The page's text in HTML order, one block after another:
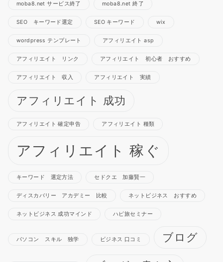
moba8.net サービス終了 moba8.net 終了
SEO キーワード選定 SEO キーワード wix
wordpress テンプレート アフィリエイト asp
アフィリエイト リンク アフィリエイト 初心者 おすすめ
アフィリエイト 収入 アフィリエイト 実績
アフィリエイト 成功
アフィリエイト 確定申告 アフィリエイト 種類
アフィリエイト 稼ぐ
キーワード 選定方法 セドクエ 加藤賢一
ディスカバリー アカデミー 比較 ネットビジネス おすすめ
ネットビジネス 成功マインド ハピ旅セミナー
パソコン スキル 独学 ビジネス 口コミ ブログ